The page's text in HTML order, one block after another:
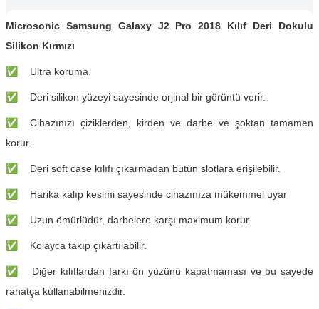
Microsonic Samsung Galaxy J2 Pro 2018 Kılıf Deri Dokulu
Silikon Kırmızı
✅ Ultra koruma.​​​​​​​​​​​​​​​​​​​​​​​​​​​​​​​​​​​​​​​​​​​​​​​​​​​​​​​​
✅ Deri silikon yüzeyi sayesinde orjinal bir görüntü verir.
✅ Cihazınızı çiziklerden, kirden ve darbe ve şoktan tamamen
korur.
✅ Deri soft case kılıfı çıkarmadan bütün slotlara erişilebilir.
✅ Harika kalıp kesimi sayesinde cihazınıza mükemmel uyar
✅ Uzun ömürlüdür, darbelere karşı maximum korur.
✅ Kolayca takıp çıkartılabilir.
✅ Diğer kılıflardan farkı ön yüzünü kapatmaması ve bu sayede
rahatça kullanabilmenizdir.